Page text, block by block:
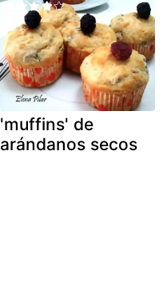
'muffins' de
arándanos secos